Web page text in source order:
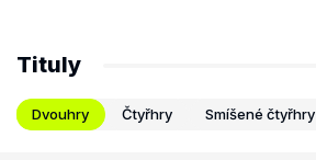
Tituly
Dvouhry Čtyřhry Smíšené čtyřhry